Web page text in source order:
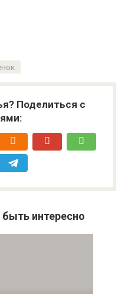
Поделиться с
интересно